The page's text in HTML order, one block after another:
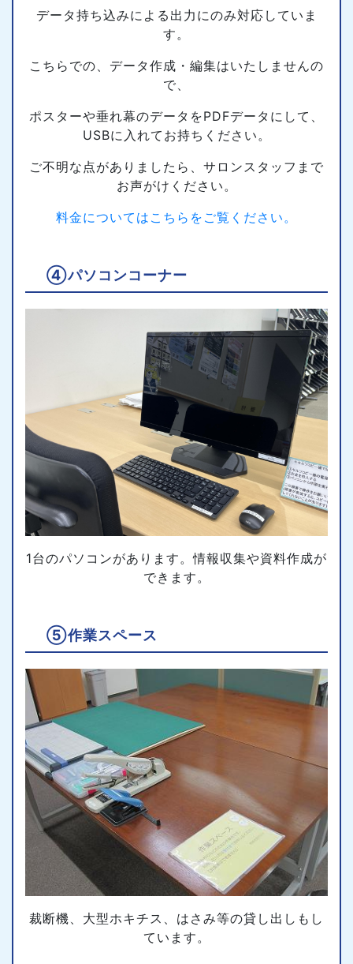
データ持ち込みによる出力にのみ対応していま
す。
こちらでの、データ作成・編集はいたしませんの
で、
ポスターや垂れ幕のデータをPDFデータにして、
USBに入れてお持ちください。
ご不明な点がありましたら、サロンスタッフまで
お声がけください。
料金についてはこちらをご覧ください。
④パソコンコーナー
1台のパソコンがあります。情報収集や資料作成が
できます。
⑤作業スペース
裁断機、大型ホキチス、はさみ等の貸し出しもし
ています。